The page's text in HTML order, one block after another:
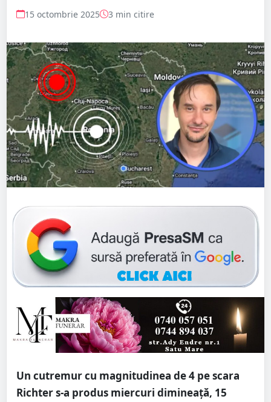
15 octombrie 2025 3 min citire
Un cutremur cu magnitudinea de 4 pe scara
Richter s-a produs miercuri dimineață, 15